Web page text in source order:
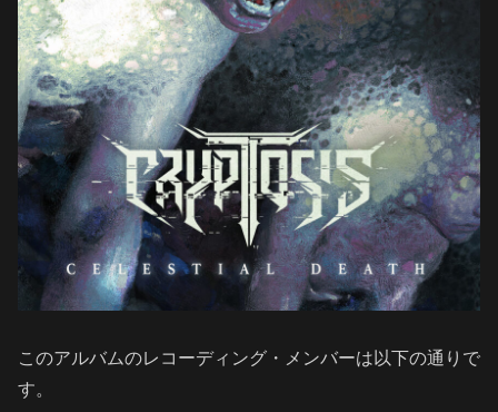
このアルバムのレコーディング・メンバーは以下の通りで
す。